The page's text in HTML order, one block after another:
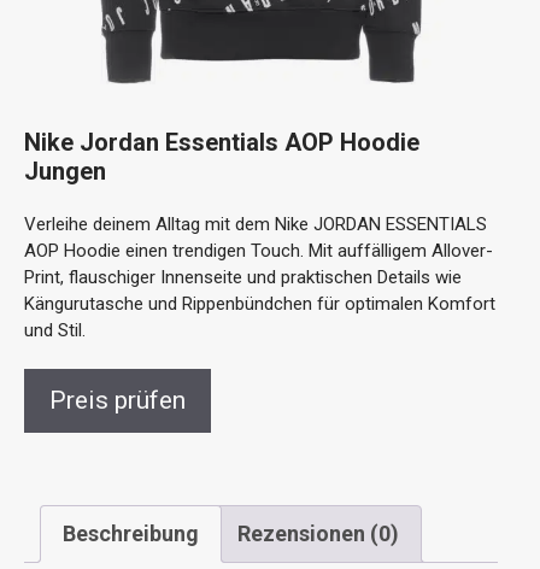
Nike Jordan Essentials AOP Hoodie
Jungen
Verleihe deinem Alltag mit dem Nike JORDAN ESSENTIALS
AOP Hoodie einen trendigen Touch. Mit auffälligem Allover-
Print, flauschiger Innenseite und praktischen Details wie
Kängurutasche und Rippenbündchen für optimalen Komfort
und Stil.
Preis prüfen
Beschreibung Rezensionen (0)